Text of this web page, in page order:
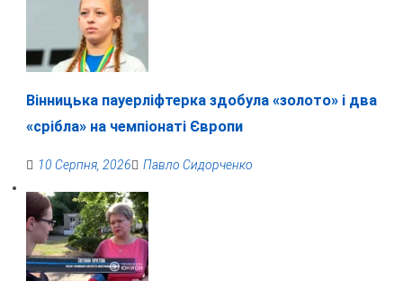
Вінницька пауерліфтерка здобула «золото» і два
«срібла» на чемпіонаті Європи
10 Серпня, 2026 Павло Сидорченко